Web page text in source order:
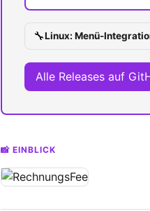
🔧Linux: Menü-
Alle Releases auf
📸 EINBLICK